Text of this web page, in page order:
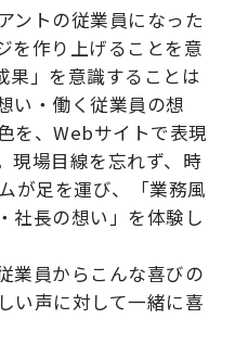
ントの従業員になった
を作り上げることを意
果」を意識することは
い・働く従業員の想
を、Webサイトで表現
現場目線を忘れず、時
が足を運び、「業務風
社長の想い」を体験し
業員からこんな喜びの
い声に対して一緒に喜